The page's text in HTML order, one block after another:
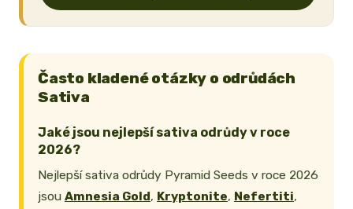
Často kladené otázky o odrůdách
Sativa
Jaké jsou nejlepší sativa odrůdy v roce
2026?
Nejlepší sativa odrůdy Pyramid Seeds v roce 2026
jsou Amnesia Gold, Kryptonite, Nefertiti,